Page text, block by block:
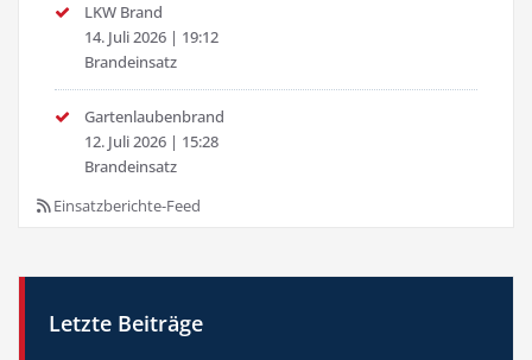
LKW Brand
14. Juli 2026 | 19:12
Brandeinsatz
Gartenlaubenbrand
12. Juli 2026 | 15:28
Brandeinsatz
Einsatzberichte-Feed
Letzte Beiträge